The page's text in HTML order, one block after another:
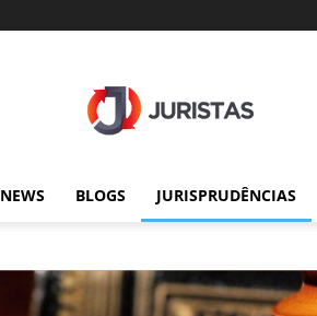
NEWS BLOGS JURISPRUDÊNCIAS